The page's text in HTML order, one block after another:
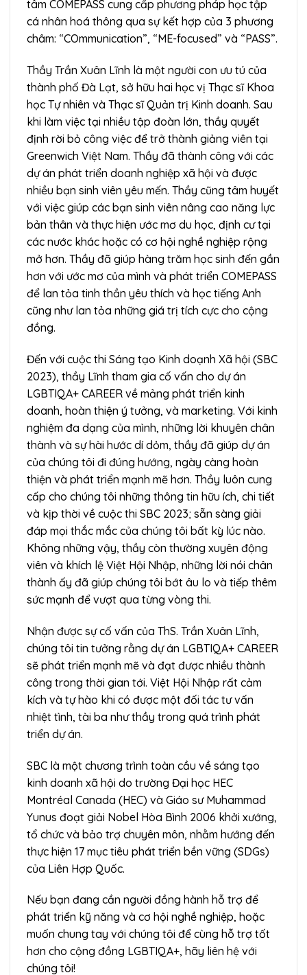
tâm COMEPASS cung cấp phương pháp học tập
cá nhân hoá thông qua sự kết hợp của 3 phương
châm: “COmmunication”, “ME-focused” và “PASS”.
Thầy Trần Xuân Lĩnh là một người con ưu tú của
thành phố Đà Lạt, sở hữu hai học vị Thạc sĩ Khoa
học Tự nhiên và Thạc sĩ Quản trị Kinh doanh. Sau
khi làm việc tại nhiều tập đoàn lớn, thầy quyết
định rời bỏ công việc để trở thành giảng viên tại
Greenwich Việt Nam. Thầy đã thành công với các
dự án phát triển doanh nghiệp xã hội và được
nhiều bạn sinh viên yêu mến. Thầy cũng tâm huyết
với việc giúp các bạn sinh viên nâng cao năng lực
bản thân và thực hiện ước mơ du học, định cư tại
các nước khác hoặc có cơ hội nghề nghiệp rộng
mở hơn. Thầy đã giúp hàng trăm học sinh đến gần
hơn với ước mơ của mình và phát triển COMEPASS
để lan tỏa tinh thần yêu thích và học tiếng Anh
cũng như lan tỏa những giá trị tích cực cho cộng
đồng.
Đến với cuộc thi Sáng tạo Kinh doạnh Xã hội (SBC
2023), thầy Lĩnh tham gia cố vấn cho dự án
LGBTIQA+ CAREER về mảng phát triển kinh
doanh, hoàn thiện ý tưởng, và marketing. Với kinh
nghiệm đa dạng của mình, những lời khuyên chân
thành và sự hài hước dí dỏm, thầy đã giúp dự án
của chúng tôi đi đúng hướng, ngày càng hoàn
thiện và phát triển mạnh mẽ hơn. Thầy luôn cung
cấp cho chúng tôi những thông tin hữu ích, chi tiết
và kịp thời về cuộc thi SBC 2023; sẵn sàng giải
đáp mọi thắc mắc của chúng tôi bất kỳ lúc nào.
Không những vậy, thầy còn thường xuyên động
viên và khích lệ Việt Hội Nhập, những lời nói chân
thành ấy đã giúp chúng tôi bớt âu lo và tiếp thêm
sức mạnh để vượt qua từng vòng thi.
Nhận được sự cố vấn của ThS. Trần Xuân Lĩnh,
chúng tôi tin tưởng rằng dự án LGBTIQA+ CAREER
sẽ phát triển mạnh mẽ và đạt được nhiều thành
công trong thời gian tới. Việt Hội Nhập rất cảm
kích và tự hào khi có được một đối tác tư vấn
nhiệt tình, tài ba như thầy trong quá trình phát
triển dự án.
SBC là một chương trình toàn cầu về sáng tạo
kinh doanh xã hội do trường Đại học HEC
Montréal Canada (HEC) và Giáo sư Muhammad
Yunus đoạt giải Nobel Hòa Bình 2006 khởi xướng,
tổ chức và bảo trợ chuyên môn, nhằm hướng đến
thực hiện 17 mục tiêu phát triển bền vững (SDGs)
của Liên Hợp Quốc.
Nếu bạn đang cần người đồng hành hỗ trợ để
phát triển kỹ năng và cơ hội nghề nghiệp, hoặc
muốn chung tay với chúng tôi để cùng hỗ trợ tốt
hơn cho cộng đồng LGBTIQA+, hãy liên hệ với
chúng tôi!